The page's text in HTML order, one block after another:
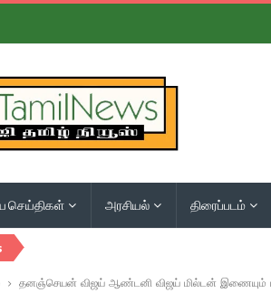
செய்திகள் அரசியல் திரைப்படம்
தனஞ்செயன் விஜய் ஆண்டனி விஜய் மில்டன் இணையும்